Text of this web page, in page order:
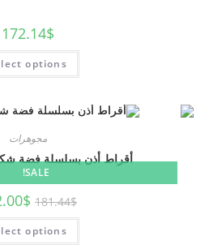
172.14$
options
SALE!
مجوهرات
أقراط أذن بسلسلة فضة
181.44$
$
options